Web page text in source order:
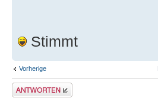
Stimmt
Vorherige
Antwort erstellen